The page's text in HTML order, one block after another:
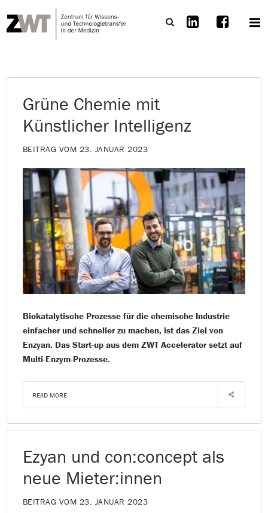
Grüne Chemie mit
Künstlicher Intelligenz
BEITRAG VOM 23. JANUAR 2023
Biokatalytische Prozesse für die chemische Industrie
einfacher und schneller zu machen, ist das Ziel von
Enzyan. Das Start-up aus dem ZWT Accelerator setzt auf
Multi-Enzym-Prozesse.
READ MORE
Ezyan und con:concept als
neue Mieter:innen
BEITRAG VOM 23. JANUAR 2023